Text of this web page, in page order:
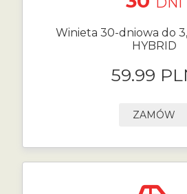
Winieta 30-dniowa do
HYBRID
59.99
ZAMÓW